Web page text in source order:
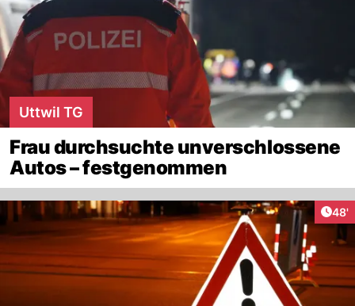
Uttwil TG
Frau durchsuchte unverschlossene
Autos – festgenommen
48'